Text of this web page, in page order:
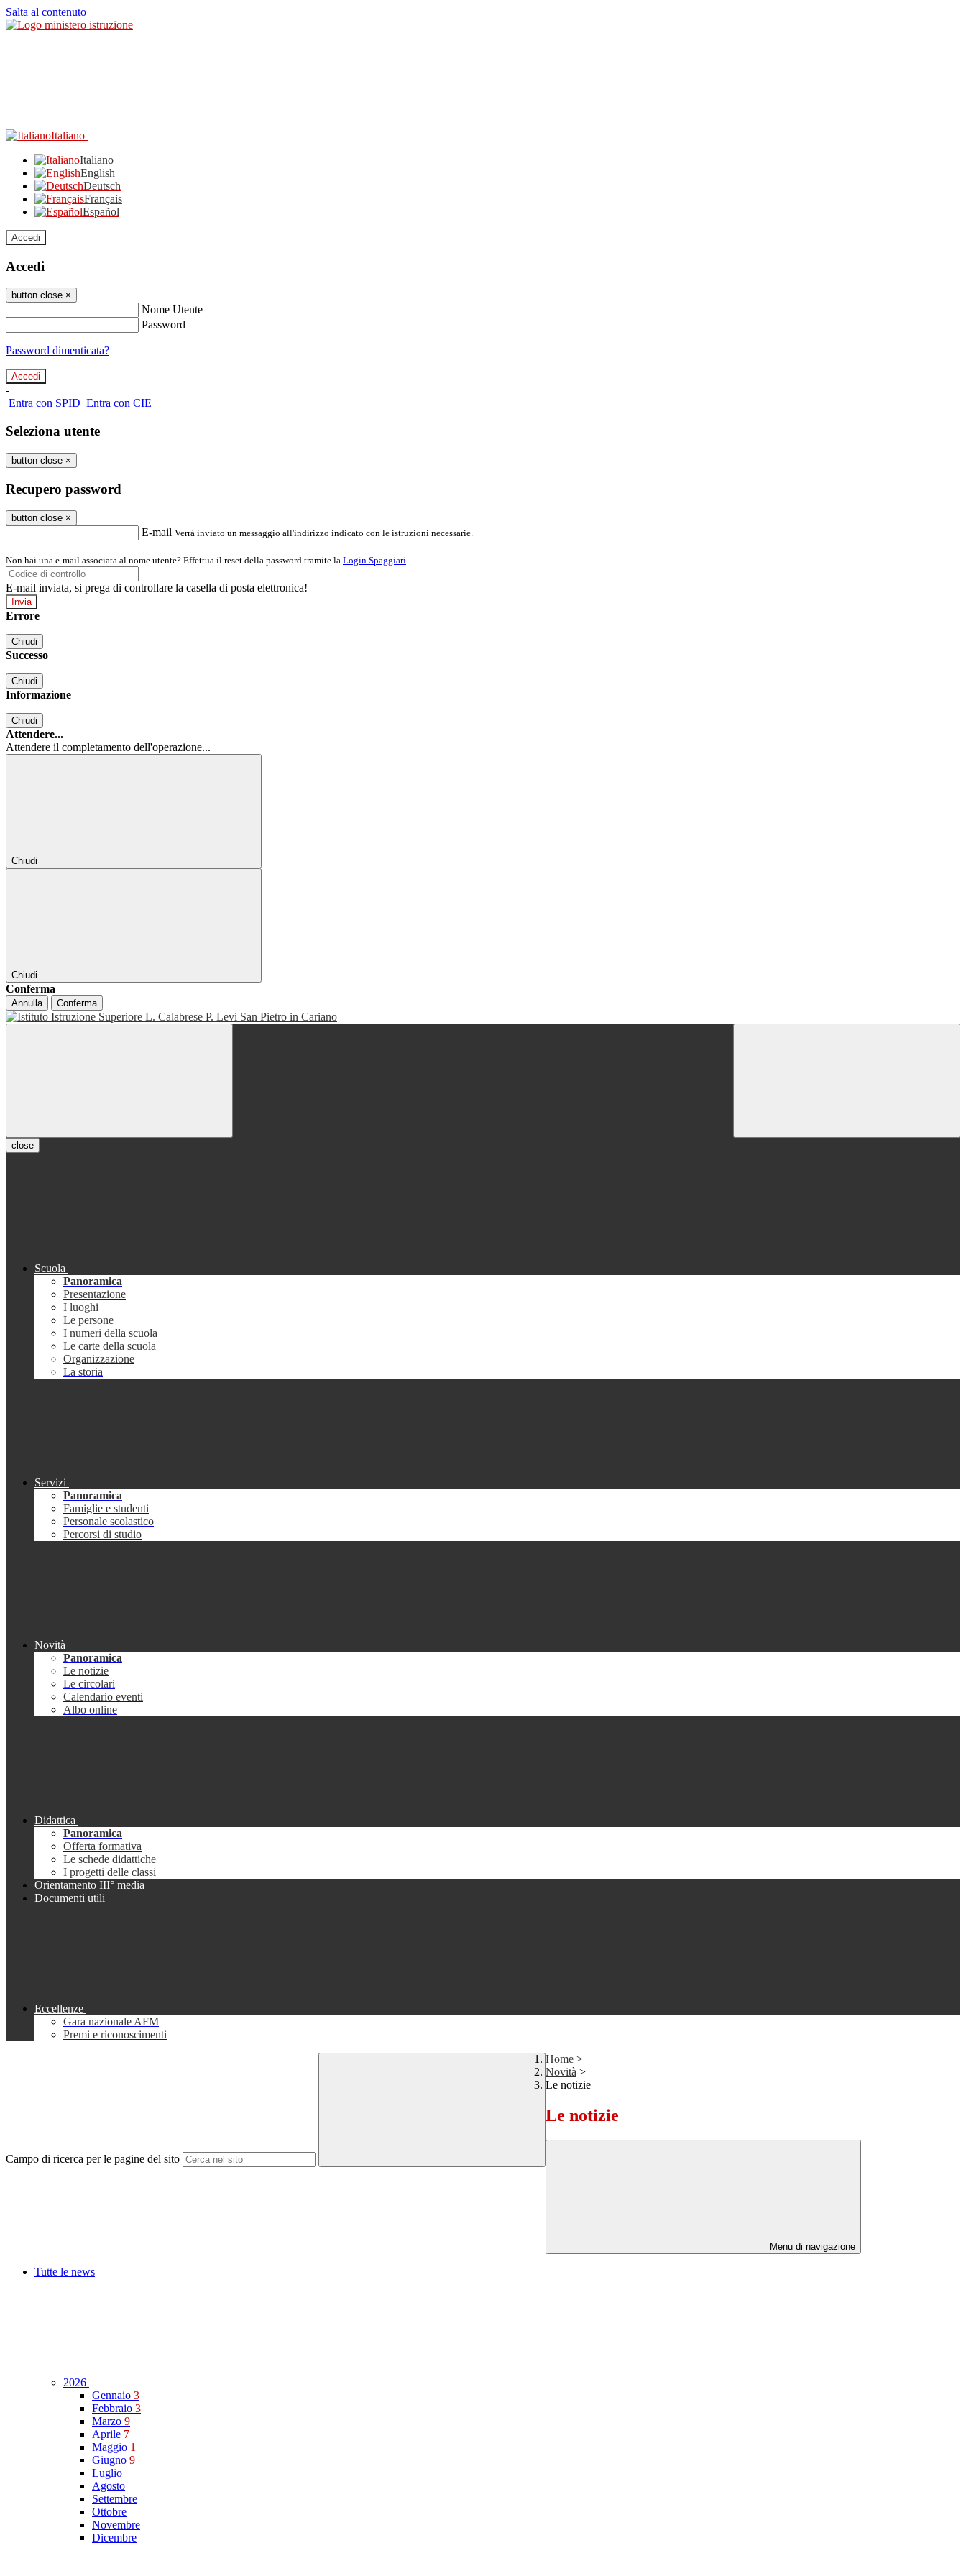
Salta al contenuto
Italiano
Italiano
English
Deutsch
Français
Español
Accedi
Accedi
button close ×
Nome Utente
Password
Password dimenticata?
-
Entra con SPID Entra con CIE
Seleziona utente
button close ×
Recupero password
button close ×
E-mail Verrà inviato un messaggio all'indirizzo indicato con le istruzioni necessarie.
Non hai una e-mail associata al nome utente? Effettua il reset della password tramite la Login Spaggiari
E-mail inviata, si prega di controllare la casella di posta elettronica!
Errore
Chiudi
Successo
Chiudi
Informazione
Chiudi
Attendere...
Attendere il completamento dell'operazione...
Chiudi
Chiudi
Conferma
Annulla Conferma
close
Scuola
Panoramica
Presentazione
I luoghi
Le persone
I numeri della scuola
Le carte della scuola
Organizzazione
La storia
Servizi
Panoramica
Famiglie e studenti
Personale scolastico
Percorsi di studio
Novità
Panoramica
Le notizie
Le circolari
Calendario eventi
Albo online
Didattica
Panoramica
Offerta formativa
Le schede didattiche
I progetti delle classi
Orientamento III° media
Documenti utili
Eccellenze
Gara nazionale AFM
Premi e riconoscimenti
Campo di ricerca per le pagine del sito
Home >
Novità >
Le notizie
Le notizie
Menu di navigazione
Tutte le news
2026
Gennaio 3
Febbraio 3
Marzo 9
Aprile 7
Maggio 1
Giugno 9
Luglio
Agosto
Settembre
Ottobre
Novembre
Dicembre